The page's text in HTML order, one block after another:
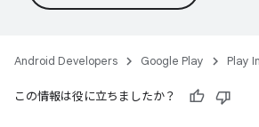
Android Developers Google Play Play
この情報は役に立ちましたか？